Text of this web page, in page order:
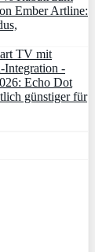
Ember Artline:
TV mit
-
Echo Dot
günstiger für